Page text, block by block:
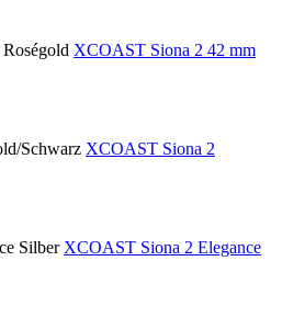
XCOAST Siona 2 42 mm
XCOAST Siona 2
XCOAST Siona 2 Elegance